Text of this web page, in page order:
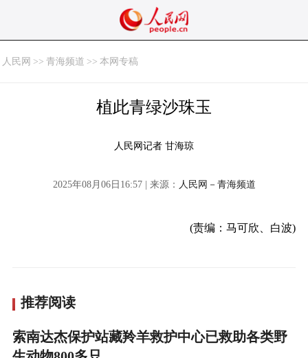
人民网 >> 青海频道 >> 本网专稿
植此青绿沙珠玉
人民网记者 甘海琼
2025年08月06日16:57 | 来源： 人民网－青海频道
(责编：马可欣、白波)
推荐阅读
索南达杰保护站藏羚羊救护中心已救助各类野